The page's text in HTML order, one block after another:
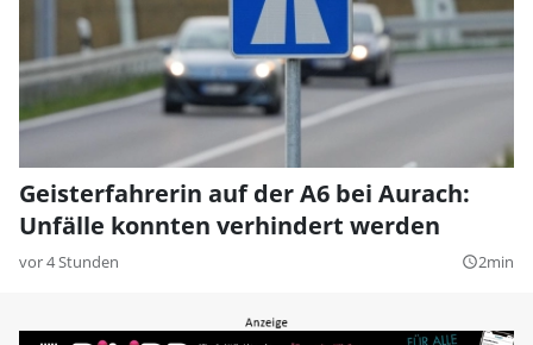
Geisterfahrerin auf der A6 bei Aurach:
Unfälle konnten verhindert werden
vor 4 Stunden query_builder2min